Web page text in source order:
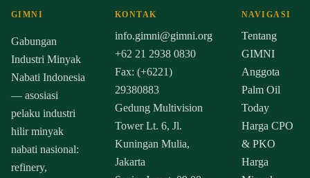
GIMNI
Gabungan
Industri Minyak
Nabati Indonesia
— asosiasi
pelaku industri
hilir minyak
nabati nasional:
refinery,
KONTAK
info.gimni@gimni.org
+62 21 2938 0830
Fax: (+6221)
29380883
Gedung Multivision
Tower Lt. 6, Jl.
Kuningan Mulia,
Jakarta
NAVIGASI
Tentang
GIMNI
Anggota
Palm Oil
Today
Harga CPO
& PKO
Harga